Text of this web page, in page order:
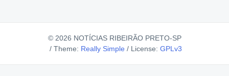
© 2026 NOTÍCIAS RIBEIRÃO PRETO-SP
/Theme: Really Simple /License: GPLv3